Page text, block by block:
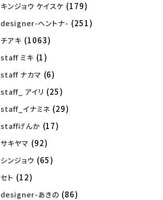
キンジョウ ケイスケ (179)
designer-ヘントナ- (251)
チアキ (1063)
staff ミキ (1)
staff ナカマ (6)
staff_ アイリ (25)
staff_イナミネ (29)
staffげんか (17)
サキヤマ (92)
シンジョウ (65)
セト (12)
designer-あきの (86)